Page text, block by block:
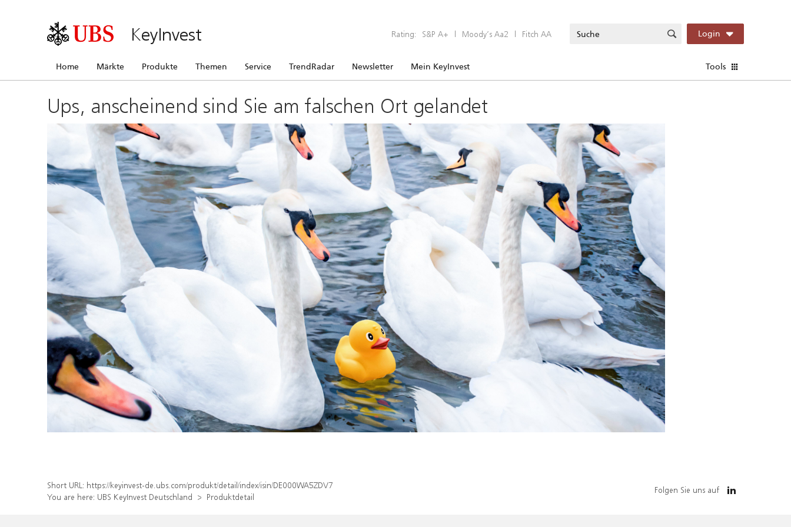
KeyInvest Rating: S&P A+ | Moody’s Aa2 | Fitch AA Login
Home Märkte Produkte Themen Service TrendRadar Newsletter Mein KeyInvest Tools
Ups, anscheinend sind Sie am falschen Ort gelandet
Short URL: https://keyinvest-de.ubs.com/produkt/detail/index/isin/DE000WA5ZDV7
You are here: UBS KeyInvest Deutschland Produktdetail
Folgen Sie uns auf